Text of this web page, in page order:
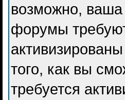
возможно, ваша
форумы
того, как вы
требуется